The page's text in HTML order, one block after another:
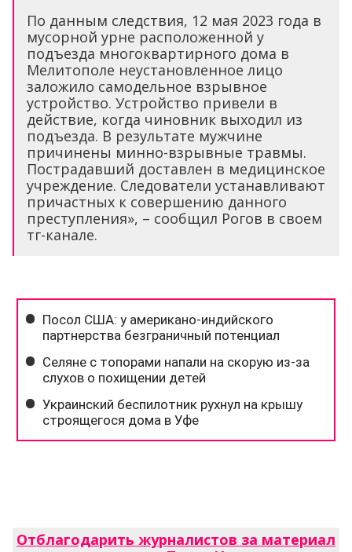
По данным следствия, 12 мая 2023 года в
мусорной урне расположенной у
подъезда многоквартирного дома в
Мелитополе неустановленное лицо
заложило самодельное взрывное
устройство. Устройство привели в
действие, когда чиновник выходил из
подъезда. В результате мужчине
причинены минно-взрывные травмы.
Пострадавший доставлен в медицинское
учреждение. Следователи устанавливают
причастных к совершению данного
преступления», – сообщил Рогов в своем
тг-канале.
Отблагодарить журналистов за материал